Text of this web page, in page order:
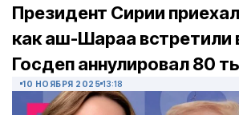
Президент Сирии
как аш-Шараа
Госдеп аннулировал 80
10 НОЯБРЯ 2025 13:18